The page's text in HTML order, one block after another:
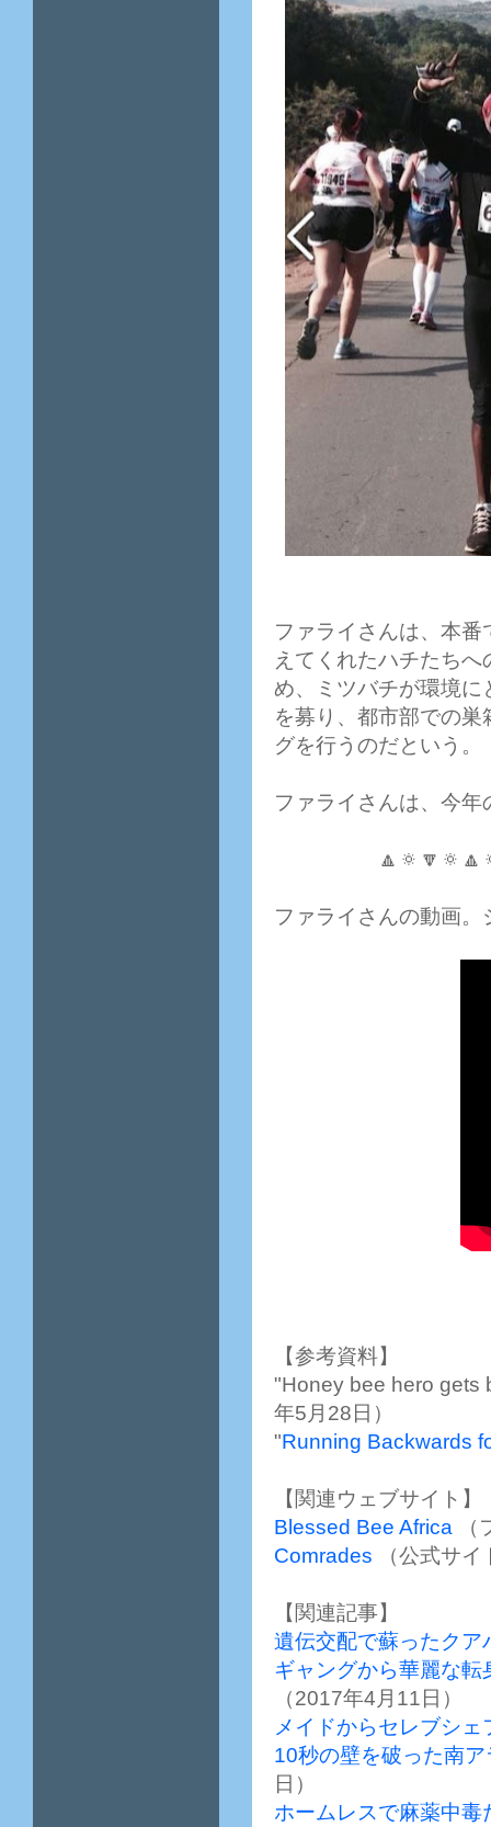
ファライさんは、本
えてくれたハチたち
め、ミツバチが環境
を募り、都市部での
グを行うのだという。
ファライさんは、今
ファライさんの動画
【参考資料】
"Honey bee hero gets
年5月28日）
"Running Backwards
【関連ウェブサイト】
Blessed Bee Africa （
Comrades （公式サイ
【関連記事】
遺伝交配で蘇ったク
ギャングから華麗な
（2017年4月11日）
メイドからセレブシ
10秒の壁を破った南
日）
ホームレスで麻薬中